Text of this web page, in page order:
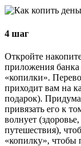
4 шаг
Откройте
приложения банка
«копилки».
приходит вам на
подарок).
привязать его к
волнует
путешествия),
«копилку», чтобы